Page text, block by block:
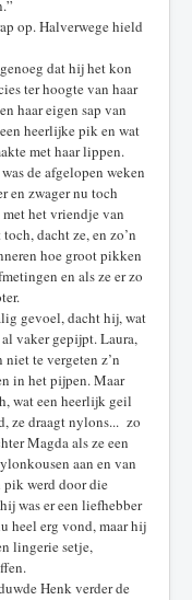
op. Halverwege hield
dat hij het kon
ter hoogte van haar
haar eigen sap van
heerlijke pik en wat
met haar lippen.
de afgelopen weken
en zwager nu toch
het vriendje van
dacht ze, en zo’n
hoe groot pikken
en als ze er zo
gevoel, dacht hij, wat
vaker gepijpt. Laura,
te vergeten z’n
in het pijpen. Maar
wat een heerlijk geil
ze draagt nylons... zo
Magda als ze een
aan en van
pik werd door die
was er een liefhebber
heel erg vond, maar hij
lingerie setje,
Henk verder de